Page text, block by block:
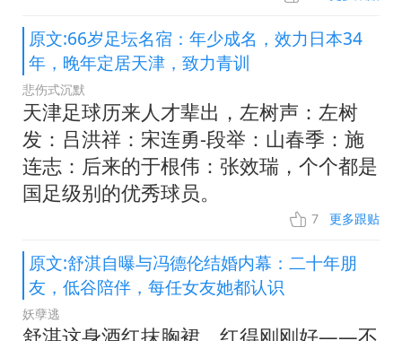
原文:66岁足坛名宿：年少成名，效力日本34
年，晚年定居天津，致力青训
悲伤式沉默
天津足球历来人才辈出，左树声：左树
发：吕洪祥：宋连勇-段举：山春季：施
连志：后来的于根伟：张效瑞，个个都是
国足级别的优秀球员。
7 更多跟贴
原文:舒淇自曝与冯德伦结婚内幕：二十年朋
友，低谷陪伴，每任女友她都认识
妖孽逃